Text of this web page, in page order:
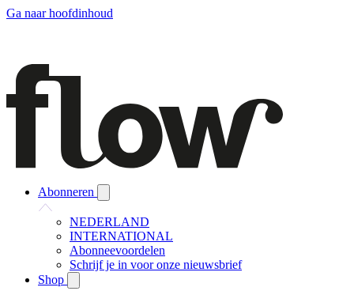
Ga naar hoofdinhoud
Abonneren
NEDERLAND
INTERNATIONAL
Abonneevoordelen
Schrijf je in voor onze nieuwsbrief
Shop